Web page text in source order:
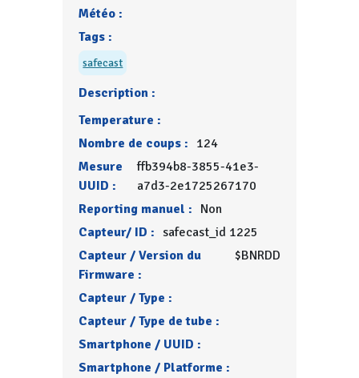
Météo :
Tags :
safecast
Description :
Temperature :
Nombre de coups : 124
Mesure
UUID :
ffb394b8-3855-41e3-
a7d3-2e1725267170
Reporting manuel : Non
Capteur/ ID : safecast_id 1225
Capteur / Version du
Firmware :
$BNRDD
Capteur / Type :
Capteur / Type de tube :
Smartphone / UUID :
Smartphone / Platforme :